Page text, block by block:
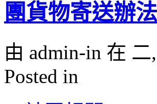
團貨物寄送辦法
由 admin-in 在
Posted in